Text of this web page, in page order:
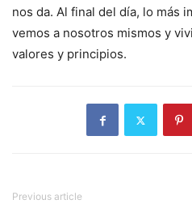
nos da. Al final del día, lo más
vemos a nosotros mismos y
valores y principios.
Previous article